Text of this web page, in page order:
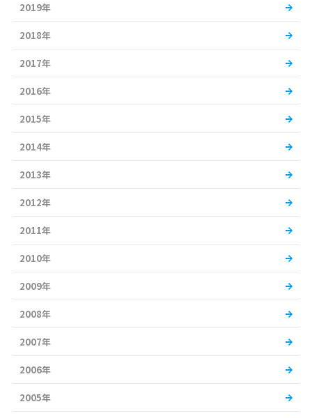
2019年
2018年
2017年
2016年
2015年
2014年
2013年
2012年
2011年
2010年
2009年
2008年
2007年
2006年
2005年